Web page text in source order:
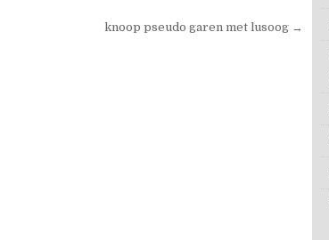
knoop pseudo garen met lusoog →